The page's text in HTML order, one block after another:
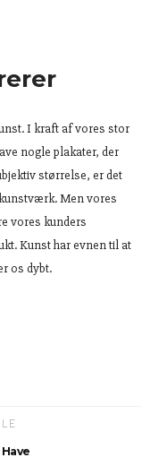
I kraft af vores stor
nogle plakater, der
størrelse, er det
Men vores
vores kunders
Kunst har evnen til at
os dybt.